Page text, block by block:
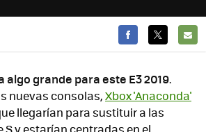
grande para este E3 2019.
nuevas consolas,Xbox 'Anaconda'
llegarían para sustituir a las
S y estarían centradas en el